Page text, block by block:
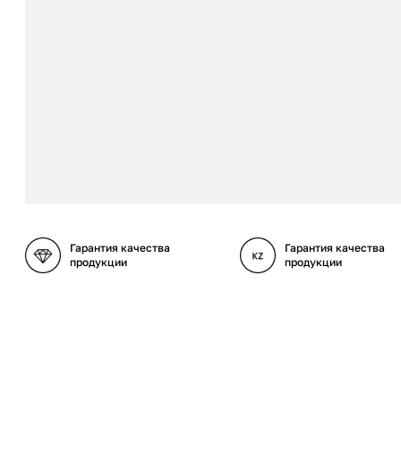
Гарантия качества
продукции
Гарантия качества
продукции